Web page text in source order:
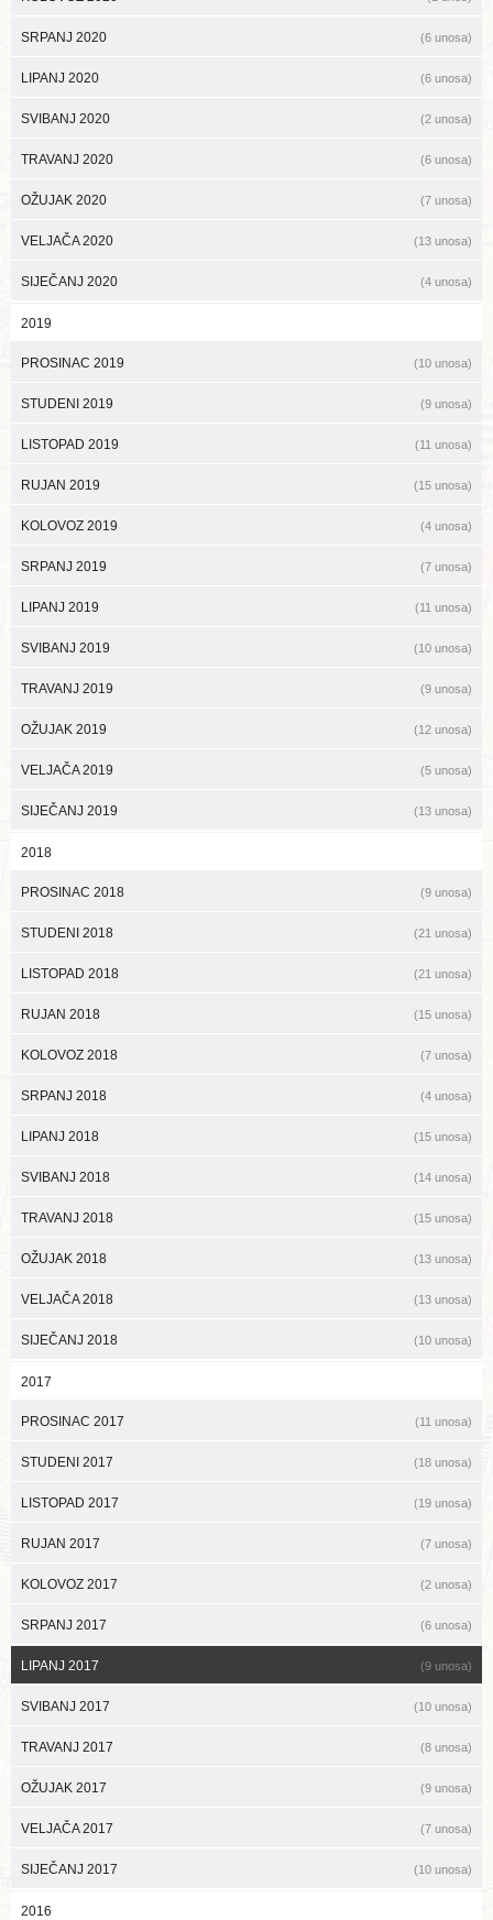
SRPANJ 2020 (6 unosa)
LIPANJ 2020 (6 unosa)
SVIBANJ 2020 (2 unosa)
TRAVANJ 2020 (6 unosa)
OŽUJAK 2020 (7 unosa)
VELJAČA 2020 (13 unosa)
SIJEČANJ 2020 (4 unosa)
2019
PROSINAC 2019 (10 unosa)
STUDENI 2019 (9 unosa)
LISTOPAD 2019 (11 unosa)
RUJAN 2019 (15 unosa)
KOLOVOZ 2019 (4 unosa)
SRPANJ 2019 (7 unosa)
LIPANJ 2019 (11 unosa)
SVIBANJ 2019 (10 unosa)
TRAVANJ 2019 (9 unosa)
OŽUJAK 2019 (12 unosa)
VELJAČA 2019 (5 unosa)
SIJEČANJ 2019 (13 unosa)
2018
PROSINAC 2018 (9 unosa)
STUDENI 2018 (21 unosa)
LISTOPAD 2018 (21 unosa)
RUJAN 2018 (15 unosa)
KOLOVOZ 2018 (7 unosa)
SRPANJ 2018 (4 unosa)
LIPANJ 2018 (15 unosa)
SVIBANJ 2018 (14 unosa)
TRAVANJ 2018 (15 unosa)
OŽUJAK 2018 (13 unosa)
VELJAČA 2018 (13 unosa)
SIJEČANJ 2018 (10 unosa)
2017
PROSINAC 2017 (11 unosa)
STUDENI 2017 (18 unosa)
LISTOPAD 2017 (19 unosa)
RUJAN 2017 (7 unosa)
KOLOVOZ 2017 (2 unosa)
SRPANJ 2017 (6 unosa)
LIPANJ 2017 (9 unosa)
SVIBANJ 2017 (10 unosa)
TRAVANJ 2017 (8 unosa)
OŽUJAK 2017 (9 unosa)
VELJAČA 2017 (7 unosa)
SIJEČANJ 2017 (10 unosa)
2016